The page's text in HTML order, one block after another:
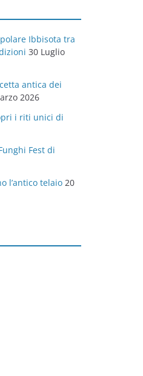
Ibbisota tra
30 Luglio
antica dei
2026
i riti unici di
Fest di
l’antico telaio 20